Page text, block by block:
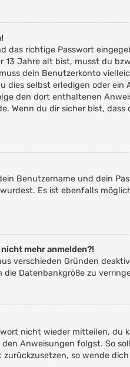
richtige Passwort
Jahre alt bist, musst du
dein Benutzerkonto
selbst erledigen oder
den dort enthaltenen
Wenn du dir sicher bist,
Benutzername und dein
Es ist ebenfalls
mehr anmelden?!
verschieden Gründen
Datenbankgröße zu
nicht wieder mitteilen,
Anweisungen folgst. So
so wende